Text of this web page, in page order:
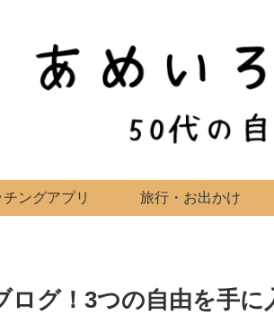
チングアプリ 旅行・お出かけ
ログ！3つの自由を手に